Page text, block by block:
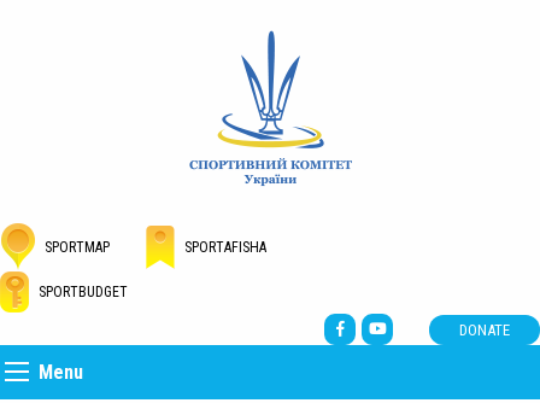
SPORTMAP SPORTAFISHA
SPORTBUDGET
DONATE
Menu